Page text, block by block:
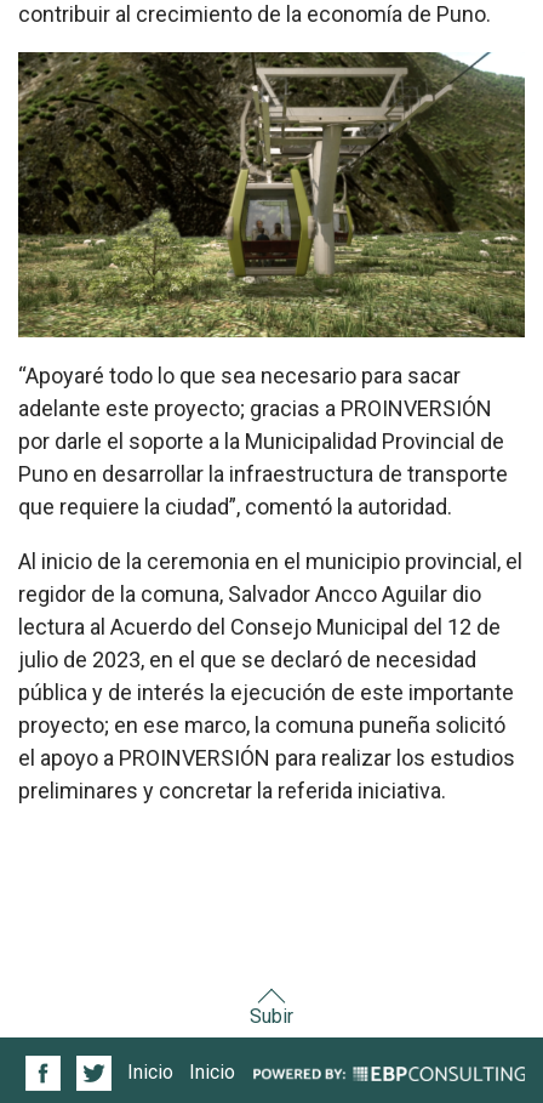
contribuir al crecimiento de la economía de Puno.
“Apoyaré todo lo que sea necesario para sacar
adelante este proyecto; gracias a PROINVERSIÓN
por darle el soporte a la Municipalidad Provincial de
Puno en desarrollar la infraestructura de transporte
que requiere la ciudad”, comentó la autoridad.
Al inicio de la ceremonia en el municipio provincial, el
regidor de la comuna, Salvador Ancco Aguilar dio
lectura al Acuerdo del Consejo Municipal del 12 de
julio de 2023, en el que se declaró de necesidad
pública y de interés la ejecución de este importante
proyecto; en ese marco, la comuna puneña solicitó
el apoyo a PROINVERSIÓN para realizar los estudios
preliminares y concretar la referida iniciativa.
Subir
Inicio Inicio